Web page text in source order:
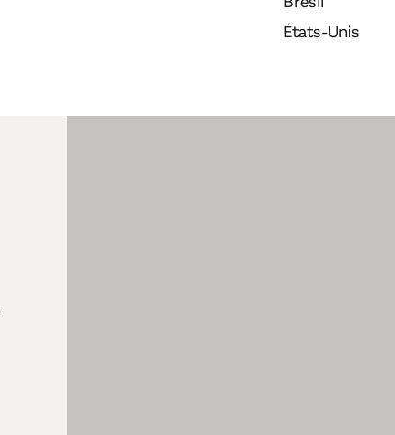
États-Unis